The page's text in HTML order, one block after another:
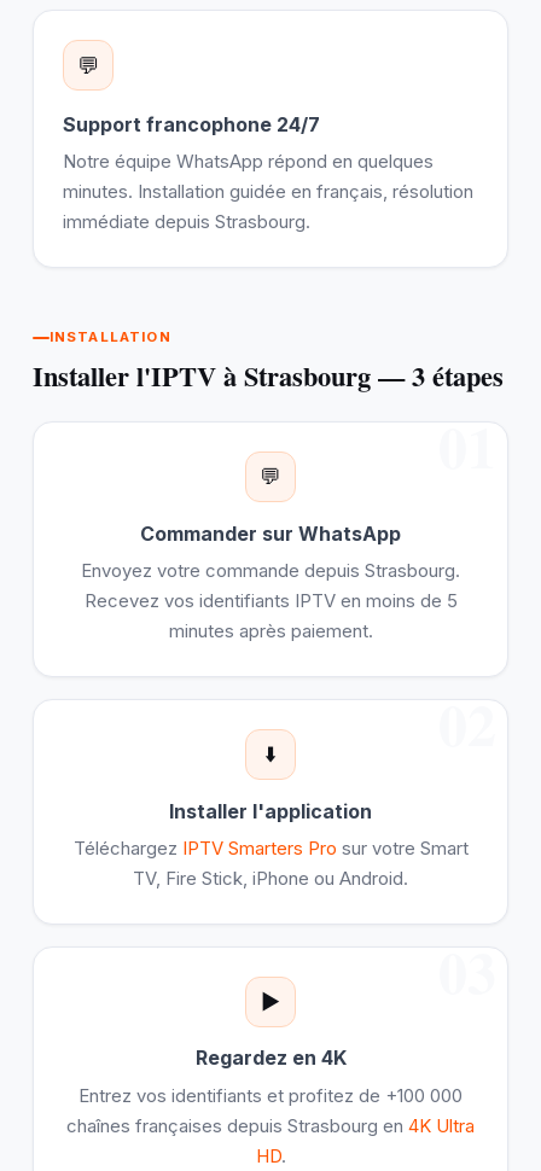
💬
Support francophone 24/7
Notre équipe WhatsApp répond en quelques
minutes. Installation guidée en français, résolution
immédiate depuis Strasbourg.
INSTALLATION
Installer l'IPTV à Strasbourg — 3 étapes
01
💬
Commander sur WhatsApp
Envoyez votre commande depuis Strasbourg.
Recevez vos identifiants IPTV en moins de 5
minutes après paiement.
02
⬇️
Installer l'application
Téléchargez IPTV Smarters Pro sur votre Smart
TV, Fire Stick, iPhone ou Android.
03
▶️
Regardez en 4K
Entrez vos identifiants et profitez de +100 000
chaînes françaises depuis Strasbourg en 4K Ultra
HD.